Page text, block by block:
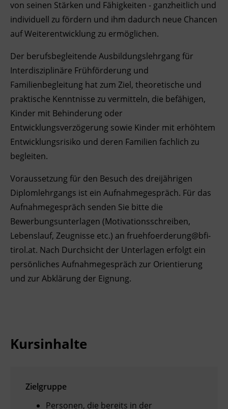
Ingenieurzertifizierung
Deutsch und Integration
Digitales Lernen
BFI Reutte
von seinen Stärken und Fähigkeiten - ganzheitlich und
individuell zu fördern und ihm dadurch neue Chancen
auf Weiterentwicklung zu ermöglichen.
Der berufsbegleitende Ausbildungslehrgang für
Interdisziplinäre Frühförderung und
Familienbegleitung hat zum Ziel, theoretische und
praktische Kenntnisse zu vermitteln, die befähigen,
Kinder mit Behinderung oder
Entwicklungsverzögerung sowie Kinder mit erhöhtem
Entwicklungsrisiko und deren Familien fachlich zu
begleiten.
Voraussetzung für den Besuch des dreijährigen
Diplomlehrgangs ist ein Aufnahmegespräch. Für das
Aufnahmegespräch senden Sie bitte die
Bewerbungsunterlagen (Motivationsschreiben,
Lebenslauf, Zeugnisse etc.) an fruehfoerderung@bfi-
tirol.at. Nach Durchsicht der Unterlagen erfolgt ein
persönliches Aufnahmegespräch zur Orientierung
und zur Abklärung der Eignung.
Kursinhalte
Zielgruppe
Personen, die bereits in der